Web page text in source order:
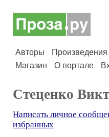
Авторы Произведения
Магазин
О портале
Стеценко
Написать личное
избранных